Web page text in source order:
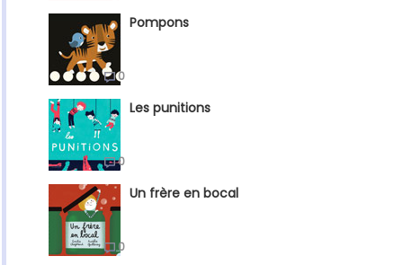
Pompons
0
Les punitions
0
Un frère en bocal
0